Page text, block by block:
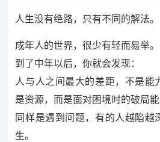
人生没有绝路，只有不同的解法。
成年人的世界，很少有轻而易举。
到了中年以后，你就会发现：
人与人之间最大的差距，不是能
是资源，而是面对困境时的破局能
同样是遇到问题，有的人越陷越
生。